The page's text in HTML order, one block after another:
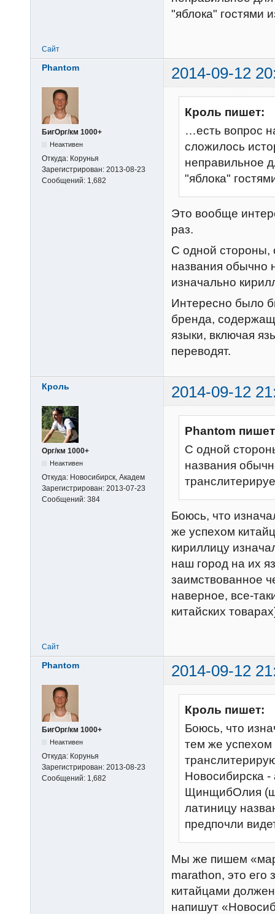
"яблока" гостями
Сайт
Phantom 2014-09-12
БигОрг/км 1000+
Неактивен
Откуда: Корунья
Зарегистрирован: 2013-08-23
Сообщений: 1,682
Кроль пишет:
…есть вопрос
сложилось
неправильное
"яблока"
Это вообще
раз.
С одной стороны,
названия обычно
изначально
Интересно было
бренда,
языки, включая
переводят.
Кроль 2014-09-12
Орг/км 1000+
Неактивен
Откуда: Новосибирск, Академ
Зарегистрирован: 2013-07-23
Сообщений: 384
Phantom
С одной
названия
Боюсь, что
же успехом
кириллицу
наш город на их
заимствованное
наверное, все-
китайских
Сайт
Phantom 2014-09-12
БигОрг/км 1000+
Неактивен
Откуда: Корунья
Зарегистрирован: 2013-08-23
Сообщений: 1,682
Кроль пишет:
Боюсь, что
тем же успехом
Новосибирска -
ЩинщибОлия
латиницу
предпочли
Мы же пишем
marathon, это его
китайцами
напишут